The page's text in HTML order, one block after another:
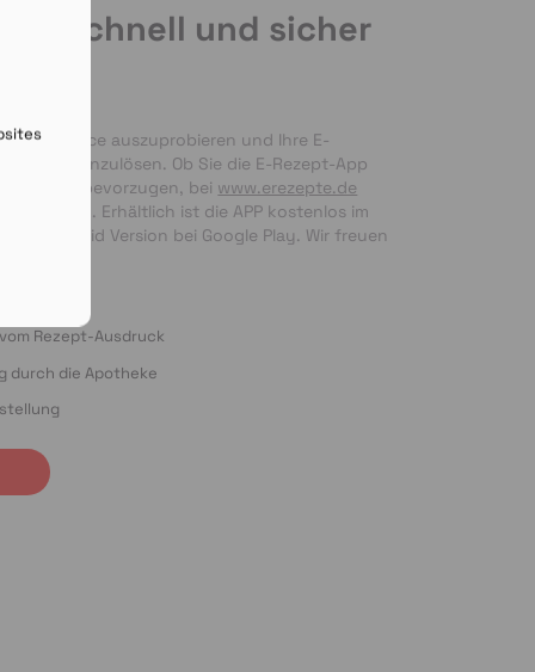
schnell und sicher
Service auszuprobieren und Ihre E-
bequem einzulösen. Ob Sie die E-Rezept-App
per Foto bevorzugen, bei www.erezepte.de
Händen. Erhältlich ist die APP kostenlos im
als Android Version bei Google Play. Wir freuen
Rezept-Ausdruck
durch die Apotheke